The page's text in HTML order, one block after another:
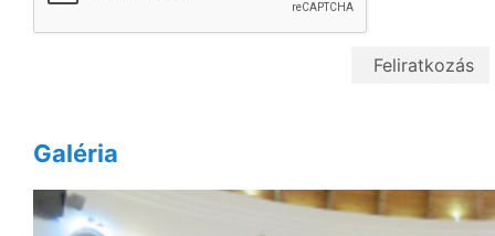
Galéria